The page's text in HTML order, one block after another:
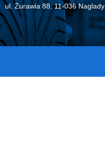
ul. Żurawia 88, 11-036 Naglady